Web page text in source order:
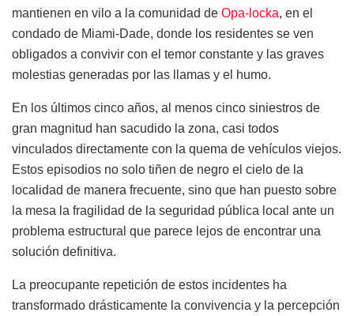
mantienen en vilo a la comunidad de Opa-locka, en el
condado de Miami-Dade, donde los residentes se ven
obligados a convivir con el temor constante y las graves
molestias generadas por las llamas y el humo.
En los últimos cinco años, al menos cinco siniestros de
gran magnitud han sacudido la zona, casi todos
vinculados directamente con la quema de vehículos viejos.
Estos episodios no solo tiñen de negro el cielo de la
localidad de manera frecuente, sino que han puesto sobre
la mesa la fragilidad de la seguridad pública local ante un
problema estructural que parece lejos de encontrar una
solución definitiva.
La preocupante repetición de estos incidentes ha
transformado drásticamente la convivencia y la percepción